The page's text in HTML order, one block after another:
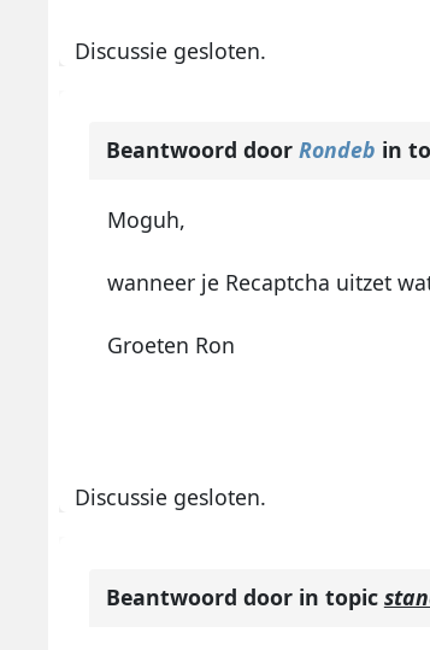
Discussie gesloten.
Beantwoord door Rondeb in
Moguh,
wanneer je Recaptcha uitzet
Groeten Ron
Discussie gesloten.
Beantwoord door in topic